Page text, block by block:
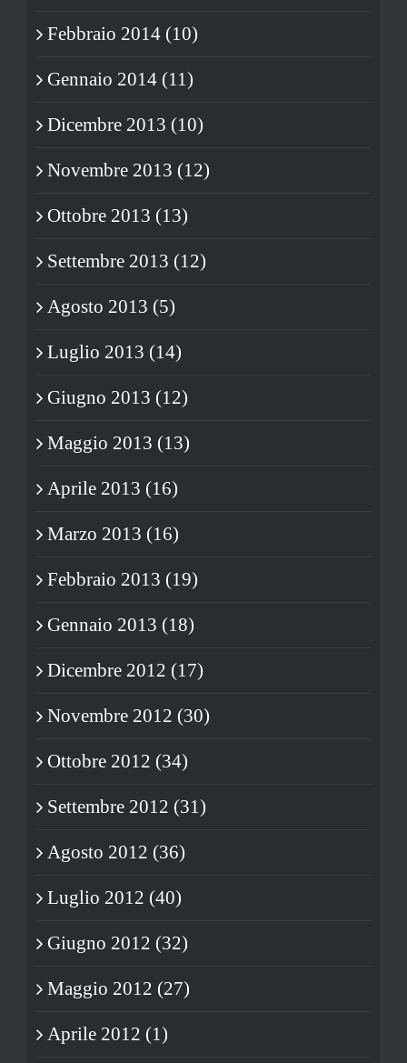
Febbraio 2014 (10)
Gennaio 2014 (11)
Dicembre 2013 (10)
Novembre 2013 (12)
Ottobre 2013 (13)
Settembre 2013 (12)
Agosto 2013 (5)
Luglio 2013 (14)
Giugno 2013 (12)
Maggio 2013 (13)
Aprile 2013 (16)
Marzo 2013 (16)
Febbraio 2013 (19)
Gennaio 2013 (18)
Dicembre 2012 (17)
Novembre 2012 (30)
Ottobre 2012 (34)
Settembre 2012 (31)
Agosto 2012 (36)
Luglio 2012 (40)
Giugno 2012 (32)
Maggio 2012 (27)
Aprile 2012 (1)